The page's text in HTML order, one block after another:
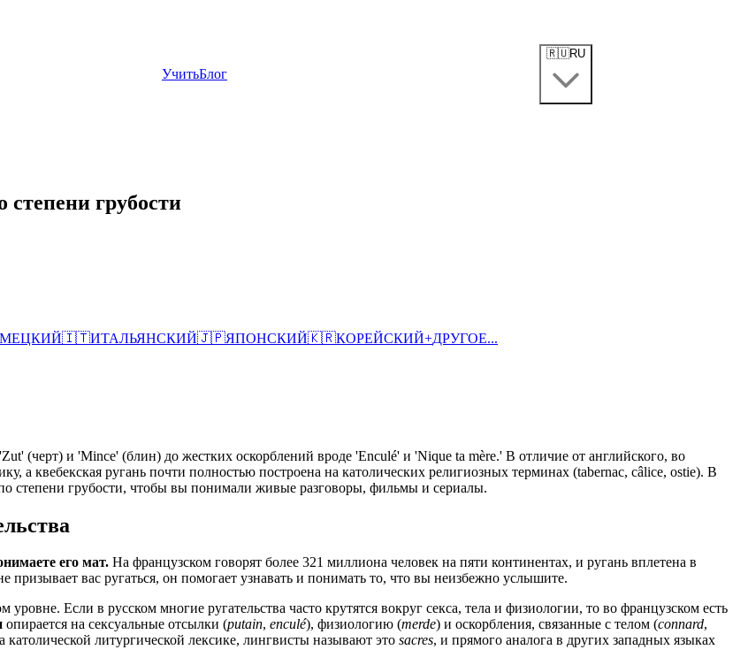
УчитьБлог
🇷🇺RU
грубости
🇮🇹ИТАЛЬЯНСКИЙ🇯🇵ЯПОНСКИЙ🇰🇷КОРЕЙСКИЙ+ДРУГОЕ...
(черт) и 'Mince' (блин) до жестких оскорблений вроде 'Enculé' и 'Nique ta mère.' В отличие от английского, во
а квебекская ругань почти полностью построена на католических религиозных терминах (tabernac, câlice, ostie). В
степени грубости, чтобы вы понимали живые разговоры, фильмы и сериалы.
его мат. На французском говорят более 321 миллиона человек на пяти континентах, и ругань вплетена в
призывает вас ругаться, он помогает узнавать и понимать то, что вы неизбежно услышите.
Если в русском многие ругательства часто крутятся вокруг секса, тела и физиологии, то во французском есть
опирается на сексуальные отсылки (putain, enculé), физиологию (merde) и оскорбления, связанные с телом (connard,
литургической лексике, лингвисты называют это sacres, и прямого аналога в других западных языках